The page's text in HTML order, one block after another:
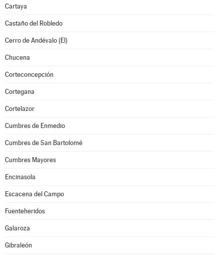
Cartaya
Castaño del Robledo
Cerro de Andévalo (El)
Chucena
Corteconcepción
Cortegana
Cortelazor
Cumbres de Enmedio
Cumbres de San Bartolomé
Cumbres Mayores
Encinasola
Escacena del Campo
Fuenteheridos
Galaroza
Gibraleón